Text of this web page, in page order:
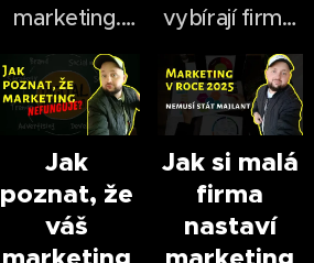
marketing.
Ještě před
pár lety bylo
natáčení videí
časově i
finančně
náročné —
vybírají firmy,
se za poslední
roky
dramaticky
změnil.
V roce 2026
užnestačí mít
Jak
poznat, že
váš
Jak si malá
firma
nastaví